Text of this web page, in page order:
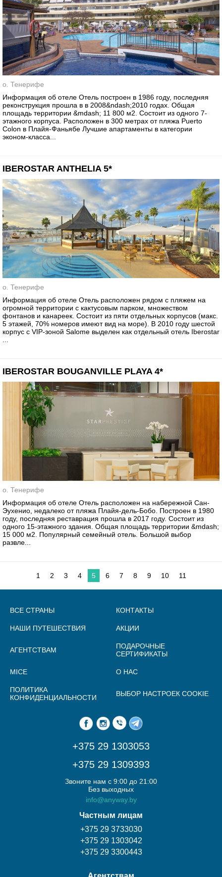
о. Тенерифе
Информация об отеле Отель построен в 1986 году, последняя
реконструкция прошла в в 2008&ndash;2010 годах. Общая
площадь территории &mdash; 11 800 м2. Состоит из одного 7-
этажного корпуса. Расположен в 300 метрах от пляжа Puerto
Colon в Плайя-Фаньябе Лучшие апартаменты в категории
эконом-класса...
IBEROSTAR ANTHELIA 5*
о. Тенерифе
Информация об отеле Отель расположен рядом с пляжем на
огромной территории с кактусовым парком, множеством
фонтанов и канареек. Состоит из пяти отдельных корпусов (макс.
5 этажей, 70% номеров имеют вид на море). В 2010 году шестой
корпус с VIP-зоной Salome выделен как отдельный отель Iberostar
IBEROSTAR BOUGANVILLE PLAYA 4*
о. Тенерифе
Информация об отеле Отель расположен на набережной Сан-
Эухенио, недалеко от пляжа Плайя-дель-Бобо. Построен в 1980
году, последняя реставрация прошла в 2017 году. Состоит из
одного 15-этажного здания. Общая площадь территории &mdash;
15 000 м2. Популярный семейный отель. Большой выбор
развле...
1 2 3 4 5 6 7 8 9 10 11
ВСЕ СТРАНЫ КОНТАКТЫ
НАШИ ПУТЕШЕСТВИЯ АКЦИИ
АГЕНТСТВАМ
ПОДАРОЧНЫЕ
СЕРТИФИКАТЫ
MICE О НАС
ПОЛИТИКА
КОНФИДЕНЦИАЛЬНОСТИ
ВЫБОР НАСТРОЕК COOKIE
+375 29 1303053
+375 29 1309393
Звоните нам с 9:00 до 21:00
Без выходных
info@anyway.by
Частным лицам
+375 29 3733030
+375 29 1303042
+375 29 3300443